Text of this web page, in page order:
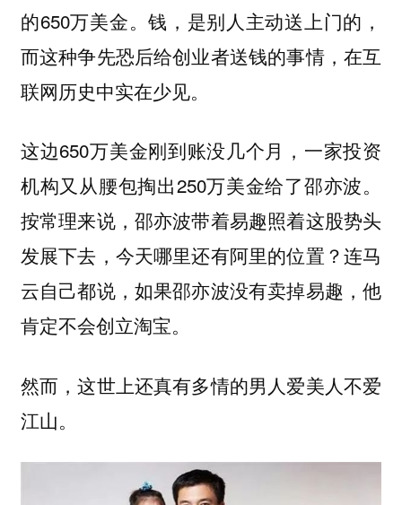
的650万美金。钱，是别人主动送上门的，
而这种争先恐后给创业者送钱的事情，在互
联网历史中实在少见。
这边650万美金刚到账没几个月，一家投资
机构又从腰包掏出250万美金给了邵亦波。
按常理来说，邵亦波带着易趣照着这股势头
发展下去，今天哪里还有阿里的位置？连马
云自己都说，如果邵亦波没有卖掉易趣，他
肯定不会创立淘宝。
然而，这世上还真有多情的男人爱美人不爱
江山。